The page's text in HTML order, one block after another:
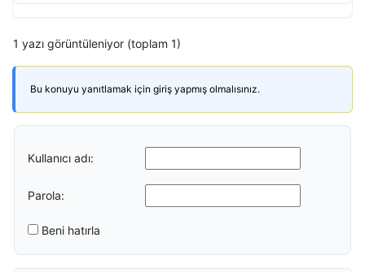
1 yazı görüntüleniyor (toplam 1)
Bu konuyu yanıtlamak için giriş yapmış olmalısınız.
Kullanıcı adı:
Parola:
Beni hatırla